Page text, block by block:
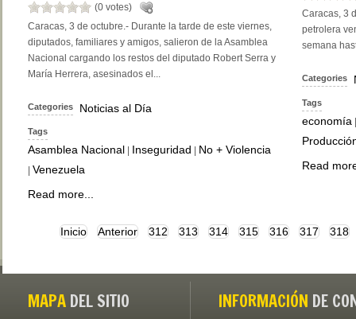
(0 votes)
Caracas, 3 de octubre.- Durante la tarde de este viernes,
diputados, familiares y amigos, salieron de la Asamblea
Nacional cargando los restos del diputado Robert Serra y
María Herrera, asesinados el...
Categories Noticias al Día
Tags
Asamblea Nacional | Inseguridad | No + Violencia
| Venezuela
Read more...
Caracas, 3
petrolera
semana
Categories
Tags
economía
Read
Inicio Anterior 312 313 314 315 316 317 318
MAPA DEL SITIO INFORMACIÓN DE